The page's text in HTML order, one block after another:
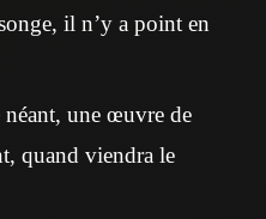
il n’y a point en
néant, une œuvre de
quand viendra le